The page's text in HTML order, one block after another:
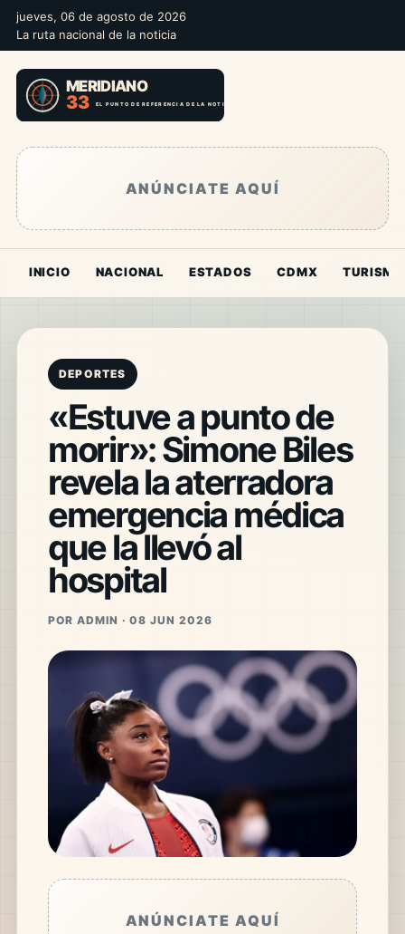
jueves, 06 de agosto de 2026
La ruta nacional de la noticia
ANÚNCIATE AQUÍ
INICIO NACIONAL ESTADOS CDMX TURISMO
DEPORTES
«Estuve a punto de
morir»: Simone Biles
revela la aterradora
emergencia médica
que la llevó al
hospital
POR ADMIN · 08 JUN 2026
ANÚNCIATE AQUÍ